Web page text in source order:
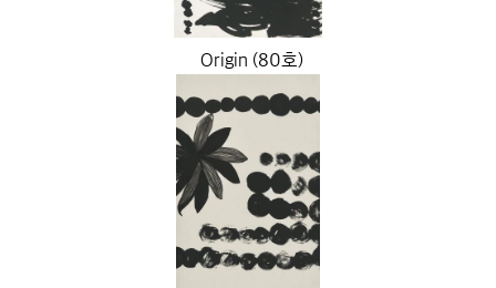
Origin (80호)